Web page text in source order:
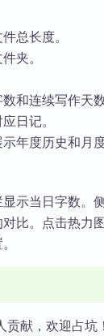
总长度。
夹。
和连续写作天数
日记。
年度历史和月度
示当日字数。
比。点击热力
献，欢迎占坑！